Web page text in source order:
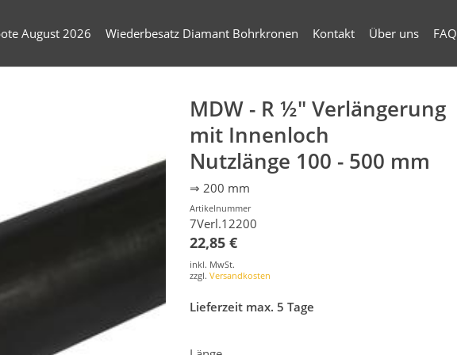
August 2026 Wiederbesatz Diamant Bohrkronen Kontakt Über uns FAQ
MDW - R ½″ Verlängerung
mit Innenloch
Nutzlänge 100 - 500 mm
⇒ 200 mm
Artikelnummer
7Verl.12200
22,85 €
inkl. MwSt.
zzgl. Versandkosten
Lieferzeit max. 5 Tage